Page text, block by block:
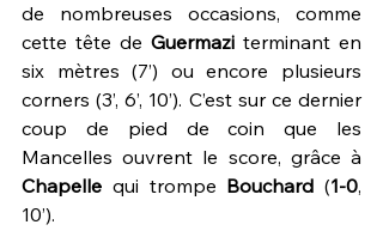
de nombreuses occasions, comme
cette tête de Guermazi terminant en
six mètres (7’) ou encore plusieurs
corners (3’, 6’, 10’). C’est sur ce dernier
coup de pied de coin que les
Chapelle qui trompe Bouchard (1-0,
10’).